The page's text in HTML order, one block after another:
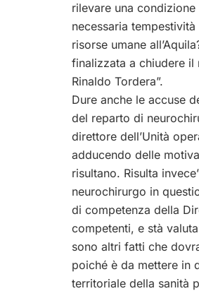
rilevare una
necessaria
risorse umane
finalizzata a chiudere
Rinaldo Tordera”.
Dure anche le accuse
del reparto di
direttore dell’Unità
adducendo delle
risultano. Risulta
neurochirurgo in
di competenza della
competenti, e stà
sono altri fatti che
poiché è da mettere in
territoriale della sanità